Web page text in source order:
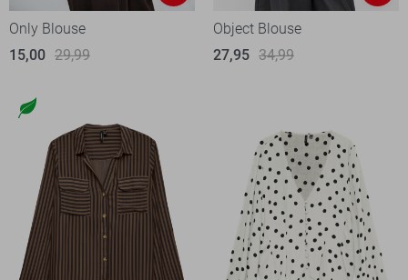
Only Blouse
15,00 29,99
Object Blouse
27,95 34,99